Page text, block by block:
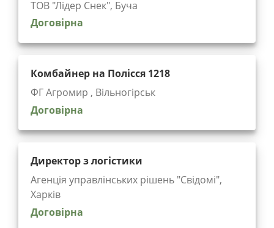
ТОВ "Лідер Снек", Буча
Договірна
Комбайнер на Полісся 1218
ФГ Агромир , Вільногірськ
Договірна
Директор з логістики
Агенція управлінських рішень "Cвідомі",
Харків
Договірна